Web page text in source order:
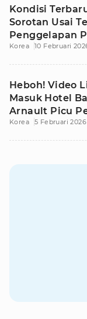
Kondisi
Sorotan Usai
Penggelapan
Korea 10 Februari
Heboh! Video
Masuk Hotel
Arnault Picu
Medsos
Korea 5 Februari 2026